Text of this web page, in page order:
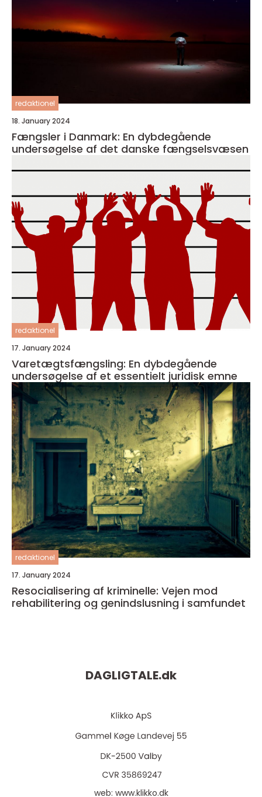
redaktionel
18. January 2024
Fængsler i Danmark: En dybdegående
undersøgelse af det danske fængselsvæsen
redaktionel
17. January 2024
Varetægtsfængsling: En dybdegående
undersøgelse af et essentielt juridisk emne
redaktionel
17. January 2024
Resocialisering af kriminelle: Vejen mod
rehabilitering og genindslusning i samfundet
DAGLIGTALE.dk
web: www.klikko.dk